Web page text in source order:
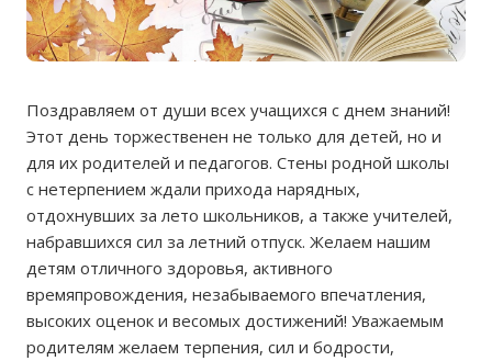
Поздравляем от души всех учащихся с днем знаний!
Этот день торжественен не только для детей, но и
для их родителей и педагогов. Стены родной школы
с нетерпением ждали прихода нарядных,
отдохнувших за лето школьников, а также учителей,
набравшихся сил за летний отпуск. Желаем нашим
детям отличного здоровья, активного
времяпровождения, незабываемого впечатления,
высоких оценок и весомых достижений! Уважаемым
родителям желаем терпения, сил и бодрости,